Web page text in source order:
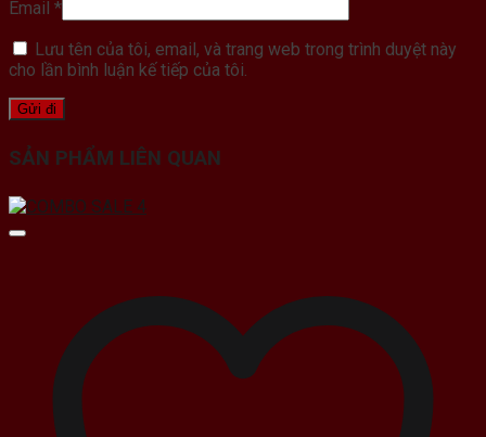
Email *
Lưu tên của tôi, email, và trang web trong trình duyệt này
cho lần bình luận kế tiếp của tôi.
SẢN PHẨM LIÊN QUAN